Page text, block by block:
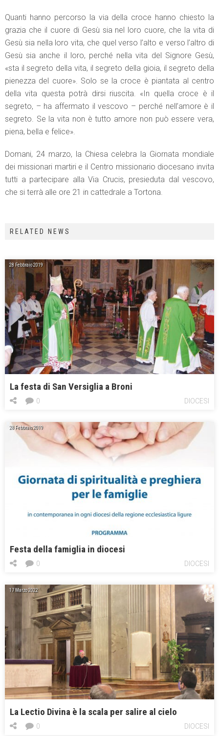
Quanti hanno percorso la via della croce hanno chiesto la
grazia che il cuore di Gesù sia nel loro cuore, che la vita di
Gesù sia nella loro vita, che quel verso l’alto e verso l’altro di
Gesù sia anche il loro, perché nella vita del Signore Gesù,
«sta il segreto della vita, il segreto della gioia, il segreto della
pienezza del cuore». Solo se la croce è piantata al centro
della vita questa potrà dirsi riuscita. «In quella croce è il
segreto, – ha affermato il vescovo – perché nell’amore è il
segreto. Se la vita non è tutto amore non può essere vera,
piena, bella e felice».
Domani, 24 marzo, la Chiesa celebra la Giornata mondiale
dei missionari martiri e il Centro missionario diocesano invita
tutti a partecipare alla Via Crucis, presieduta dal vescovo,
che si terrà alle ore 21 in cattedrale a Tortona.
RELATED NEWS
28 Febbraio 2019
La festa di San Versiglia a Broni
DIOCESI
0
28 Febbraio 2019
Festa della famiglia in diocesi
DIOCESI
0
17 Marzo 2022
La Lectio Divina è la scala per salire al cielo
DIOCESI
0